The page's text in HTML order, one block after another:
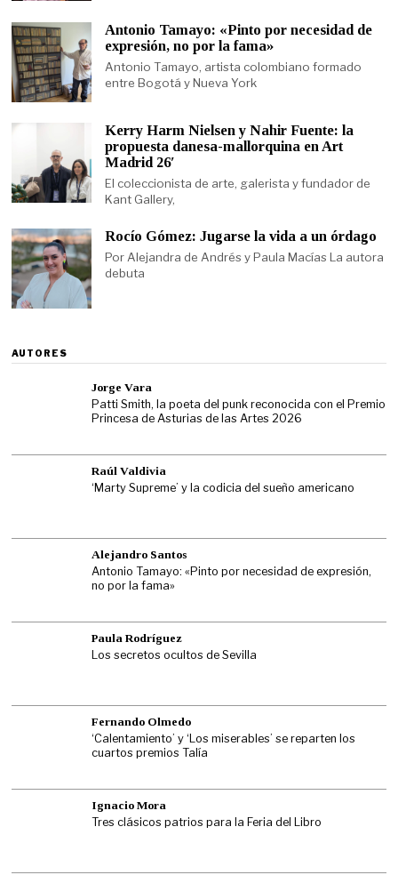
Antonio Tamayo: «Pinto por necesidad de
expresión, no por la fama»
Antonio Tamayo, artista colombiano formado
entre Bogotá y Nueva York
Kerry Harm Nielsen y Nahir Fuente: la
propuesta danesa-mallorquina en Art
Madrid 26′
El coleccionista de arte, galerista y fundador de
Kant Gallery,
Rocío Gómez: Jugarse la vida a un órdago
Por Alejandra de Andrés y Paula Macías La autora
debuta
AUTORES
Jorge Vara
Patti Smith, la poeta del punk reconocida con el Premio
Princesa de Asturias de las Artes 2026
Raúl Valdivia
‘Marty Supreme’ y la codicia del sueño americano
Alejandro Santos
Antonio Tamayo: «Pinto por necesidad de expresión,
no por la fama»
Paula Rodríguez
Los secretos ocultos de Sevilla
Fernando Olmedo
‘Calentamiento’ y ‘Los miserables’ se reparten los
cuartos premios Talía
Ignacio Mora
Tres clásicos patrios para la Feria del Libro